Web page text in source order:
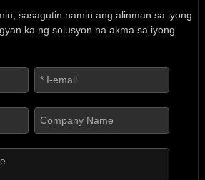
sasagutin namin ang alinman sa iyong
ka ng solusyon na akma sa iyong